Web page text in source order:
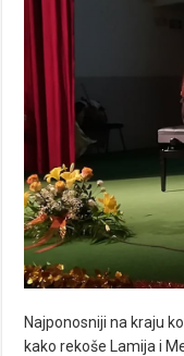
Najponosniji na kraju
kako rekoše Lamija i